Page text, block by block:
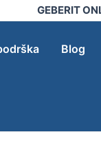
GEBERIT
Blog